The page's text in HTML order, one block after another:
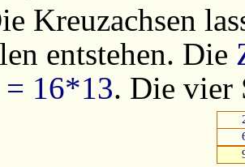
Kreuzachsen
entstehen. Die
= 16*13. Die vier